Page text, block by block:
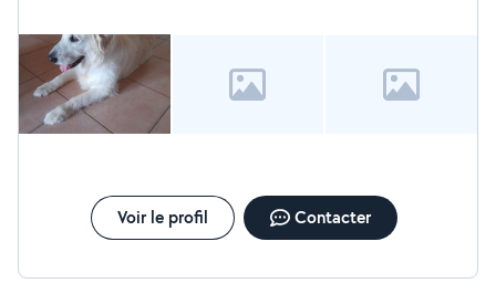
Voir le profil Contacter